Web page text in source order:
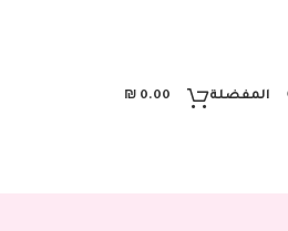
المفضلة ₪ 0.00